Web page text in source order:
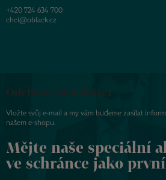
+420 724 634 700
chci@oblack.cz
Odebírat newsletter
Vložte svůj e-mail a my vám budeme zasílat
našem e-shopu.
Mějte naše speciální
ve schránce jako první